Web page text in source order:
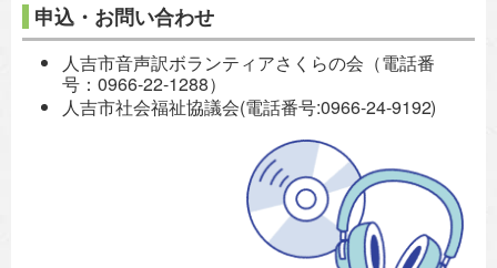
申込・お問い合わせ
人吉市音声訳ボランティアさくらの会（電話番
号：0966-22-1288）
人吉市社会福祉協議会(電話番号:0966-24-9192)